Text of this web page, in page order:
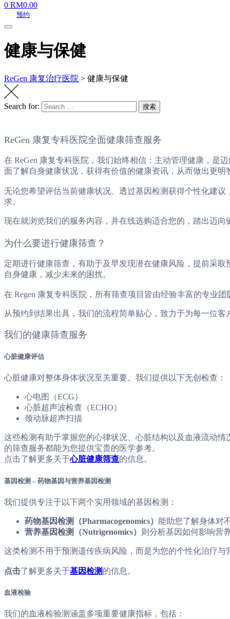
0 RM0.00
预约
健康与保健
ReGen 康复治疗医院 > 健康与保健
Search for: 搜索
ReGen 康复专科医院全面健康筛查服务
在 ReGen 康复专科医院，我们始终相信：主动管理健康，是
面了解自身健康状况，获得有价值的健康资讯，从而做出更明
无论您希望评估当前健康状况、透过基因检测获得个性化建
求。
现在就浏览我们的服务内容，并在线选购适合您的 ，踏出迈
为什么要进行健康筛查？
定期进行健康筛查，有助于及早发现潜在健康风险，提前采
自身健康，减少未来的困扰。
在 Regen 康复专科医院，所有筛查项目皆由经验丰富的专业
从预约到结果出具，我们的流程简单贴心，致力于为每一位客
我们的健康筛查服务
心脏健康评估
心脏健康对整体身体状况至关重要。我们提供以下无创检查：
心电图（ECG）
心脏超声波检查（ECHO）
颈动脉超声扫描
这些检测有助于掌握您的心律状况、心脏结构以及血液流动
的筛查服务都能为您提供宝贵的医学参考。
点击了解更多关于心脏健康筛查的信息。
基因检测 – 药物基因与营养基因检测
我们提供专注于以下两个实用领域的基因检测：
药物基因检测（Pharmacogenomics） 能助您了解身体对
营养基因检测（Nutrigenomics）
则分析基因如何影响营
这类检测不用于预测遗传疾病风险，而是为您的个性化治疗
点击了解更多关于基因检测 的信息 。
血液检验
我们的血液检验测涵盖多项重要健康指标，包括：